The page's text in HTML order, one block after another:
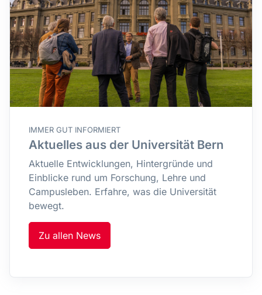
IMMER GUT INFORMIERT
Aktuelles aus der Universität Bern
Aktuelle Entwicklungen, Hintergründe und
Einblicke rund um Forschung, Lehre und
Campusleben. Erfahre, was die Universität
bewegt.
Zu allen News